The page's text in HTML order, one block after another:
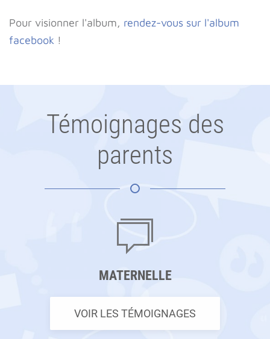
Pour visionner l'album, rendez-vous sur l'album
facebook !
Témoignages des
parents
MATERNELLE
VOIR LES TÉMOIGNAGES